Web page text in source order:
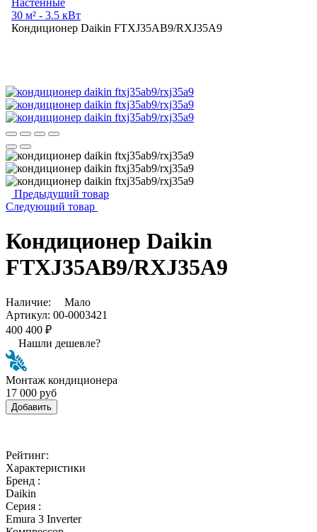
30 м² - 3.5 кВт
Кондиционер Daikin FTXJ35AB9/RXJ35A9
Предыдущий товар
Следующий товар
Кондиционер Daikin
FTXJ35AB9/RXJ35A9
Наличие:
Мало
Артикул: 00-0003421
400 400 ₽
Нашли дешевле?
Монтаж кондиционера
17 000 руб
Добавить
Рейтинг:
Характеристики
Бренд :
Daikin
Серия :
Emura 3 Inverter